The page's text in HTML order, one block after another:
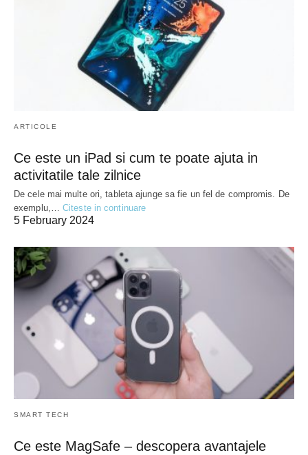
ARTICOLE
Ce este un iPad si cum te poate ajuta in
activitatile tale zilnice
De cele mai multe ori, tableta ajunge sa fie un fel de compromis. De
exemplu,… Citeste in continuare
5 February 2024
SMART TECH
Ce este MagSafe – descopera avantajele